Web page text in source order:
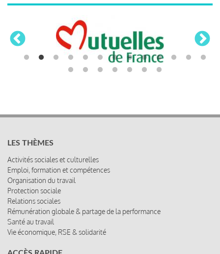
LES THÈMES
Activités sociales et culturelles
Emploi, formation et compétences
Organisation du travail
Protection sociale
Relations sociales
Rémunération globale & partage de la performance
Santé au travail
Vie économique, RSE & solidarité